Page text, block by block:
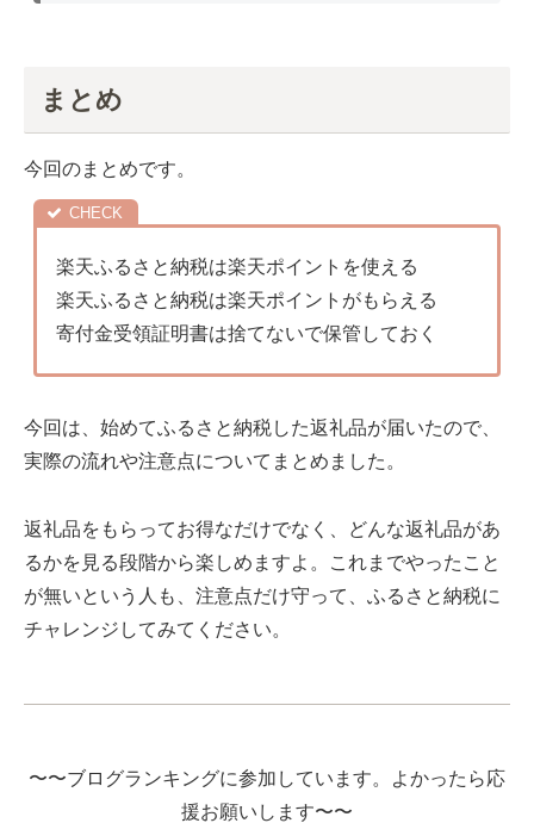
まとめ
今回のまとめです。
楽天ふるさと納税は楽天ポイントを使える
楽天ふるさと納税は楽天ポイントがもらえる
寄付金受領証明書は捨てないで保管しておく
今回は、始めてふるさと納税した返礼品が届いたので、
実際の流れや注意点についてまとめました。
返礼品をもらってお得なだけでなく、どんな返礼品があ
るかを見る段階から楽しめますよ。これまでやったこと
が無いという人も、注意点だけ守って、ふるさと納税に
チャレンジしてみてください。
〜〜ブログランキングに参加しています。よかったら応
援お願いします〜〜